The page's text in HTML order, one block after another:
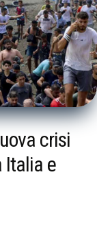
crisi
Italia e